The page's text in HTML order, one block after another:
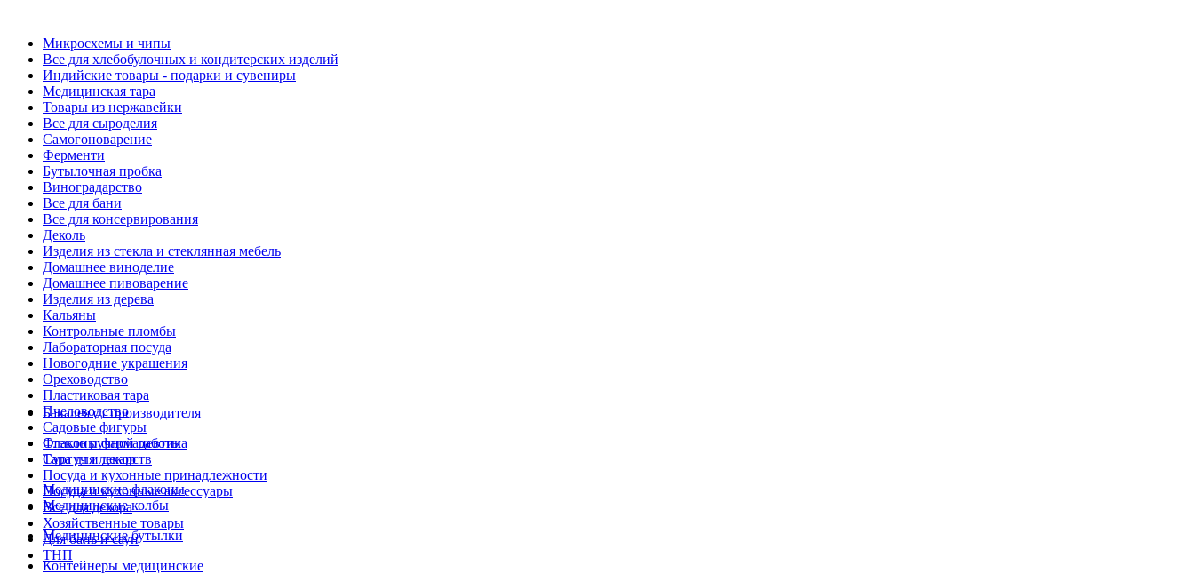
Микросхемы и чипы
Все для хлебобулочных и кондитерских изделий
Индийские товары - подарки и сувениры
Медицинская тара
Товары из нержавейки
Все для сыроделия
Самогоноварение
Ферменти
Бутылочная пробка
Виноградарство
Все для бани
Все для консервирования
Деколь
Изделия из стекла и стеклянная мебель
Домашнее виноделие
Домашнее пивоварение
Изделия из дерева
Кальяны
Контрольные пломбы
Лабораторная посуда
Новогодние украшения
Ореховодство
Пластиковая тара
Пчеловодство
Садовые фигуры
Стекло ручной работы
Сургуч и декор
Посуда и кухонные принадлежности
Посуда и кухонные аксессуары
Все для декора
Хозяйственные товары
Для бань и саун
ТНП
Бакалея от производителя
Флаконы фармацевтика
Тара для лекарств
Медицинские флаконы
Медицинские колбы
Медицинские бутылки
Контейнеры медицинские